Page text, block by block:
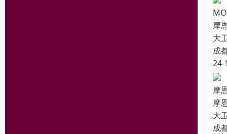
摩
大
成
24-
摩
摩
大
成